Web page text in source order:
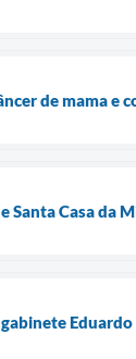
de mama e
Santa Casa da